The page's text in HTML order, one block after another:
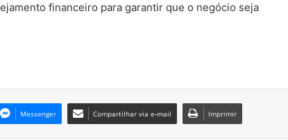
financeiro para garantir que o negócio seja
Messenger Compartilhar via e-mail Imprimir